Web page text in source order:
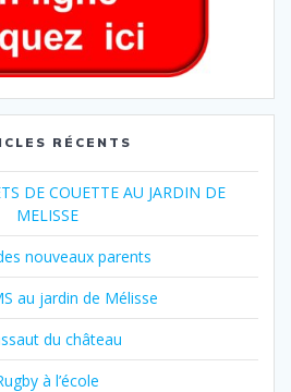
RÉCENTS
DE COUETTE AU JARDIN DE
MELISSE
nouveaux parents
au jardin de Mélisse
du château
à l’école